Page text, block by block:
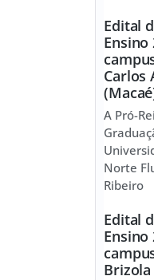
Edital
Ensino
Carlos
A Pró-
Norte
Ribeiro
Edital
Ensino
Brizola